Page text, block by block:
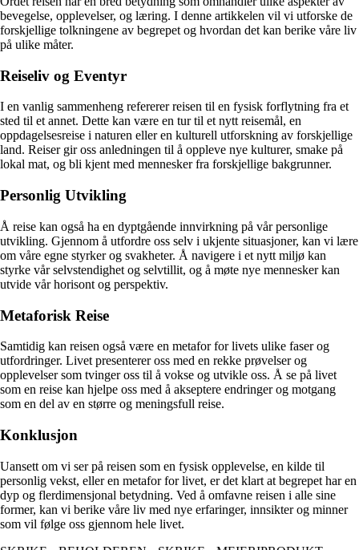
bevegelse, opplevelser, og læring. I denne artikkelen vil vi utforske de
forskjellige tolkningene av begrepet og hvordan det kan berike våre liv
på ulike måter.
Reiseliv og Eventyr
I en vanlig sammenheng refererer reisen til en fysisk forflytning fra et
sted til et annet. Dette kan være en tur til et nytt reisemål, en
oppdagelsesreise i naturen eller en kulturell utforskning av forskjellige
land. Reiser gir oss anledningen til å oppleve nye kulturer, smake på
lokal mat, og bli kjent med mennesker fra forskjellige bakgrunner.
Personlig Utvikling
Å reise kan også ha en dyptgående innvirkning på vår personlige
utvikling. Gjennom å utfordre oss selv i ukjente situasjoner, kan vi lære
om våre egne styrker og svakheter. Å navigere i et nytt miljø kan
styrke vår selvstendighet og selvtillit, og å møte nye mennesker kan
utvide vår horisont og perspektiv.
Metaforisk Reise
Samtidig kan reisen også være en metafor for livets ulike faser og
utfordringer. Livet presenterer oss med en rekke prøvelser og
opplevelser som tvinger oss til å vokse og utvikle oss. Å se på livet
som en reise kan hjelpe oss med å akseptere endringer og motgang
som en del av en større og meningsfull reise.
Konklusjon
Uansett om vi ser på reisen som en fysisk opplevelse, en kilde til
personlig vekst, eller en metafor for livet, er det klart at begrepet har en
dyp og flerdimensjonal betydning. Ved å omfavne reisen i alle sine
former, kan vi berike våre liv med nye erfaringer, innsikter og minner
som vil følge oss gjennom hele livet.